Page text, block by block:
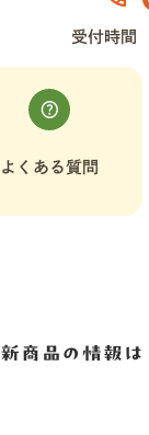
受付時間
よくある質問
新商品の情報は